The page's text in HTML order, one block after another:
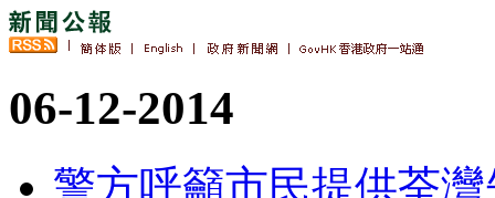
06-12-2014
警方呼籲市民提供荃